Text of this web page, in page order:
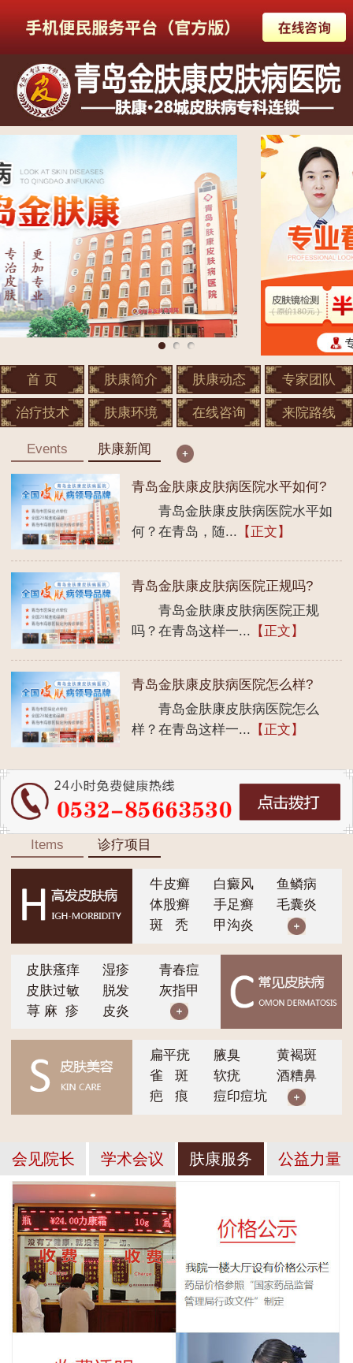
首 页 肤康简介 肤康动态 专家团队
治疗技术 肤康环境 在线咨询 来院路线
Events 肤康新闻
青岛金肤康皮肤病医院水平如何?
青岛金肤康皮肤病医院水平如
何？在青岛，随... 【正文】
青岛金肤康皮肤病医院正规吗?
青岛金肤康皮肤病医院正规
吗？在青岛这样一... 【正文】
青岛金肤康皮肤病医院怎么样?
青岛金肤康皮肤病医院怎么
样？在青岛这样一... 【正文】
Items 诊疗项目
牛皮癣 白癜风
鱼鳞病
体股癣
手足癣
毛囊炎
斑 秃
甲沟炎
皮肤瘙痒 湿疹
青春痘
皮肤过敏
脱发
灰指甲
荨 麻 疹
皮炎
扁平疣 腋臭
黄褐斑
雀 斑
软疣
酒糟鼻
疤 痕
痘印痘坑
会见院长 学术会议 肤康服务 公益力量